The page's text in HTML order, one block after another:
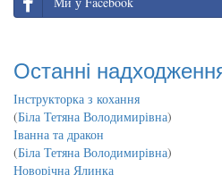
Останні
Інструкторка з кохання
(Біла Тетяна Володимирівна)
Іванна та дракон
(Біла Тетяна Володимирівна)
Новорічна Ялинка